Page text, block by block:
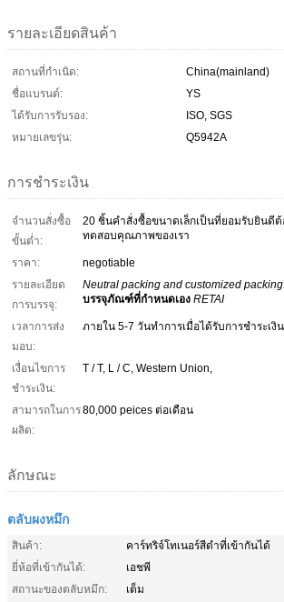
รายละเอียดสินค้า
สถานที่กำเนิด:
China(mainland)
ชื่อแบรนด์:
YS
ได้รับการรับรอง:
ISO, SGS
หมายเลขรุ่น:
Q5942A
การชำระเงิน
จำนวนสั่งซื้อ
ขั้นต่ำ:
20 ชิ้นคำสั่งซื้อขนาดเล็กเป็นที่ยอมรับยินดีต้
ทดสอบคุณภาพของเรา
ราคา:
negotiable
รายละเอียด
การบรรจุ:
Neutral packing and customized packing.
บรรจุภัณฑ์ที่กำหนดเอง RETAI
เวลาการส่ง
มอบ:
ภายใน 5-7 วันทำการเมื่อได้รับการชำระเงิน
เงื่อนไขการ
ชำระเงิน:
T / T, L / C, Western Union,
สามารถในการ
ผลิต:
80,000 peices ต่อเดือน
ลักษณะ
ตลับผงหมึก
สินค้า:
คาร์ทริจ์โทเนอร์สีดําที่เข้ากันได้
ยี่ห้อที่เข้ากันได้:
เอชพี
สถานะของตลับหมึก:
เต็ม